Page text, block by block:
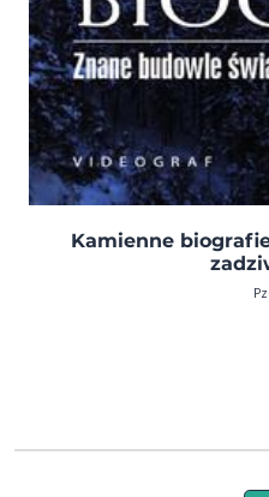
Kamienne